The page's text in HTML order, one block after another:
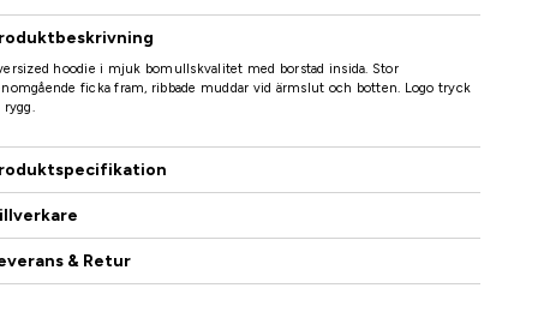
hoodie i mjuk bomullskvalitet med borstad insida. Stor
ficka fram, ribbade muddar vid ärmslut och botten. Logo tryck
rygg.
& Retur